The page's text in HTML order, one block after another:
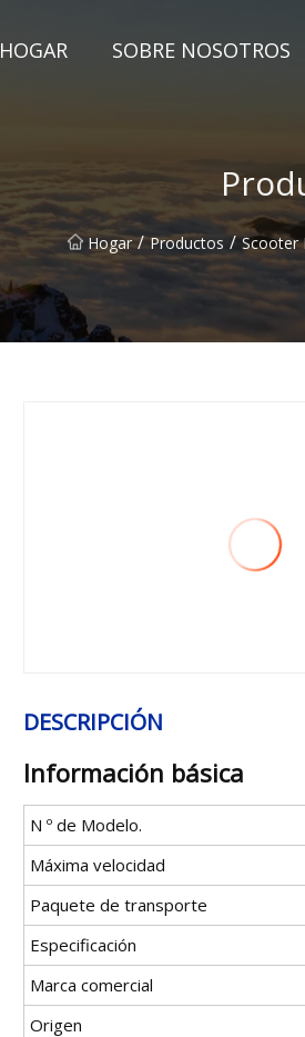
HOGAR SOBRE NOSOTROS
Hogar / Productos / Scooter
DESCRIPCIÓN
Información básica
N º de Modelo.
Máxima velocidad
Paquete de transporte
Especificación
Marca comercial
Origen